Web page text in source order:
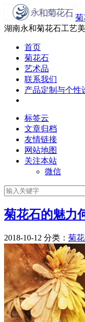
菊
湖南永和菊花石工艺
首页
菊花石
艺术品
联系我们
产品定制与个性
标签云
文章归档
友情链接
网站地图
关注本站
微信
菊花石的魅力
2018-10-12 分类： 菊